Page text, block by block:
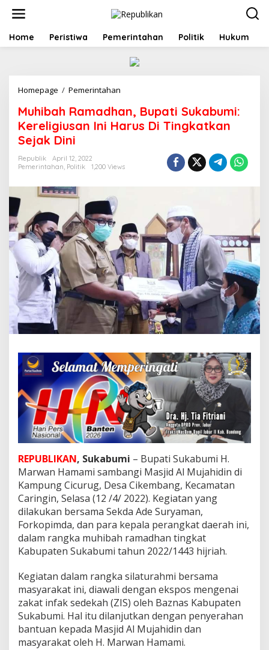
t
Home Peristiwa Pemerintahan Politik Hukum
Homepage / Pemerintahan
h
i
b
R
a
n
,
B
u
p
a
t
i
S
b
u
m
i
:
K
e
r
e
i
g
u
s
n
I
i
H
a
r
u
s
D
Muhibah Ramadhan, Bupati Sukabumi:
Kereligiusan Ini Harus Di Tingkatkan
Sejak Dini
Republik
April 12, 2022
Pemerintahan, Politik 1,200 Views
REPUBLIKAN, Sukabumi – Bupati Sukabumi H.
Marwan Hamami sambangi Masjid Al Mujahidin di
Kampung Cicurug, Desa Cikembang, Kecamatan
Caringin, Selasa (12 /4/ 2022). Kegiatan yang
dilakukan bersama Sekda Ade Suryaman,
Forkopimda, dan para kepala perangkat daerah ini,
dalam rangka muhibah ramadhan tingkat
Kabupaten Sukabumi tahun 2022/1443 hijriah.
Kegiatan dalam rangka silaturahmi bersama
masyarakat ini, diawali dengan ekspos mengenai
zakat infak sedekah (ZIS) oleh Baznas Kabupaten
Sukabumi. Hal itu dilanjutkan dengan penyerahan
bantuan kepada Masjid Al Mujahidin dan
masyarakat oleh H. Marwan Hamami.